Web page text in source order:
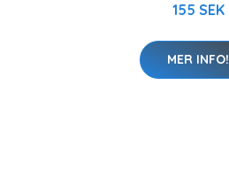
155 SEK
MER INFO!